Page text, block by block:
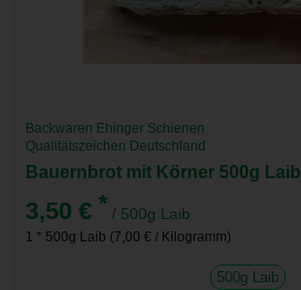
Backwaren Ehinger Schienen
Qualitätszeichen Deutschland
Bauernbrot mit Körner 500g Laib
3,50 € * / 500g Laib
1 * 500g Laib (7,00 € / Kilogramm)
500g Laib